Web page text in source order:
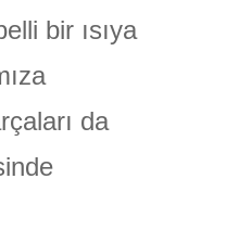
bir ısıya
da